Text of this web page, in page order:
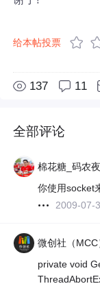
给本帖投票
137 11
全部评论
棉花糖_码农
你使用socket
2009-07-
微创社（MCC
private void